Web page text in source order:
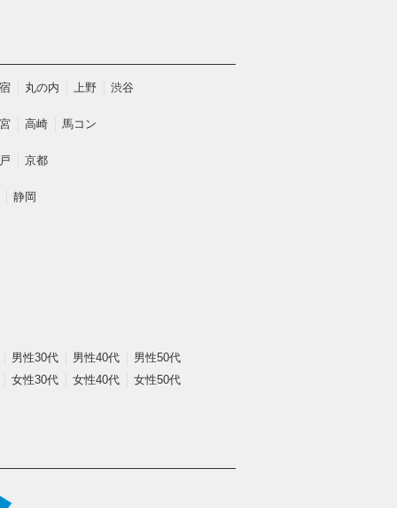
丸の内 上野 渋谷
高崎 馬コン
京都
静岡
男性30代 男性40代
男性50代
女性30代 女性40代 女性50代